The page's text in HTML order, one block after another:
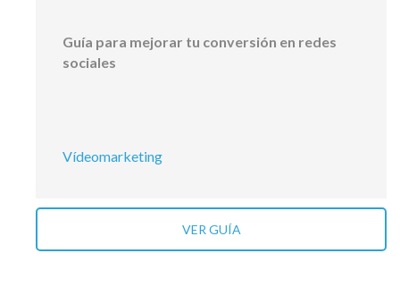
Guía para mejorar tu conversión en redes
sociales
Vídeomarketing
VER GUÍA